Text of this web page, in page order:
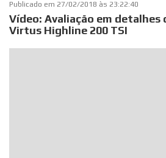
Publicado em 27/02/2018 às 23:22:40
Vídeo: Avaliação em detalhes
Virtus Highline 200 TSI